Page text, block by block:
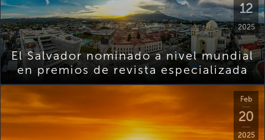
12
2025
El Salvador nominado a nivel mundial
en premios de revista especializada
Feb
20
2025